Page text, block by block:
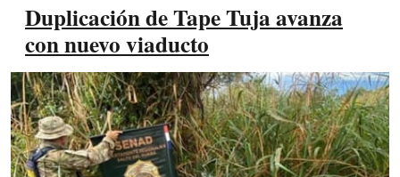
Duplicación de Tape Tuja avanza
con nuevo viaducto